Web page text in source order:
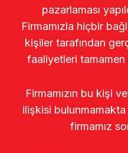
pazarlaması
Firmamızla hiçbir
kişiler tarafından
faaliyetleri tamamen
Firmamızın bu kişi
ilişkisi
firmamız